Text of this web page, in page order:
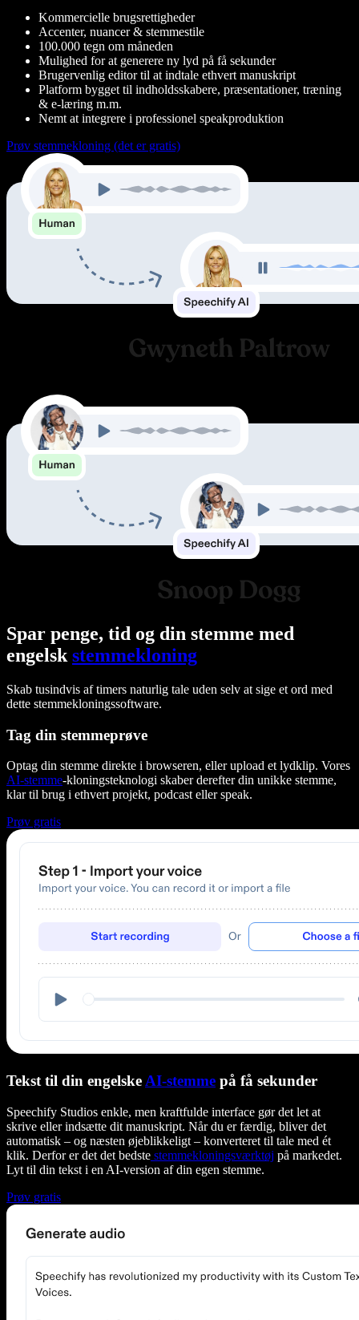
Kommercielle brugsrettigheder
Accenter, nuancer & stemmestile
100.000 tegn om måneden
Mulighed for at generere ny lyd på få sekunder
Brugervenlig editor til at indtale ethvert manuskript
Platform bygget til indholdsskabere, præsentationer, træning
& e-læring m.m.
Nemt at integrere i professionel speakproduktion
Prøv stemmekloning (det er gratis)
Spar penge, tid og din stemme med
engelsk stemmekloning
Skab tusindvis af timers naturlig tale uden selv at sige et ord med
dette stemmekloningssoftware.
Tag din stemmeprøve
Optag din stemme direkte i browseren, eller upload et lydklip. Vores
AI-stemme-kloningsteknologi skaber derefter din unikke stemme,
klar til brug i ethvert projekt, podcast eller speak.
Prøv gratis
Tekst til din engelske AI-stemme på få sekunder
Speechify Studios enkle, men kraftfulde interface gør det let at
skrive eller indsætte dit manuskript. Når du er færdig, bliver det
automatisk – og næsten øjeblikkeligt – konverteret til tale med ét
klik. Derfor er det det bedste stemmekloningsværktøj på markedet.
Lyt til din tekst i en AI-version af din egen stemme.
Prøv gratis